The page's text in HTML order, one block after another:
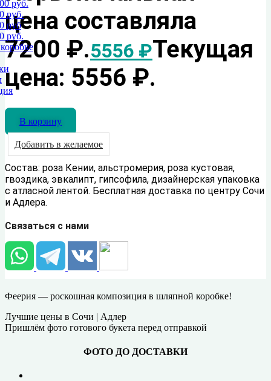
руб.
руб.
руб
руб.
цена составляла
7200 ₽.5556 ₽Текущая
цена: 5556 ₽.
В корзину
Добавить в желаемое
Состав: роза Кении, альстромерия, роза кустовая,
гвоздика, эвкалипт, гипсофила, дизайнерская упаковка
с атласной лентой. Бесплатная доставка по центру Сочи
и Адлера.
Связаться с нами
Феерия — роскошная композиция в шляпной коробке!
Лучшие цены в Сочи | Адлер
Пришлём фото готового букета перед отправкой
ФОТО ДО ДОСТАВКИ